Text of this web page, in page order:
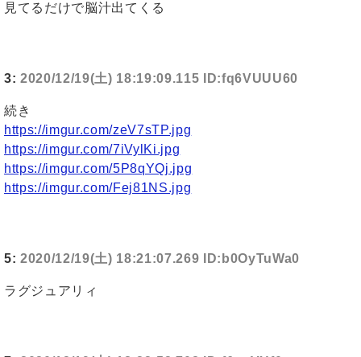
見てるだけで脳汁出てくる
3: 2020/12/19(土) 18:19:09.115 ID:fq6VUUU60
続き
https://imgur.com/zeV7sTP.jpg
https://imgur.com/7iVylKi.jpg
https://imgur.com/5P8qYQj.jpg
https://imgur.com/Fej81NS.jpg
5: 2020/12/19(土) 18:21:07.269 ID:b0OyTuWa0
ラグジュアリィ